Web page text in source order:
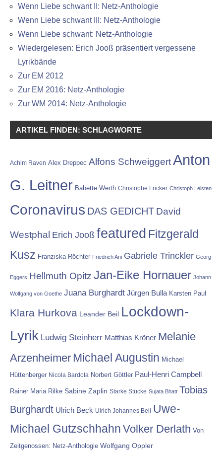
Wenn Liebe schwant II: Netz-Anthologie
Wenn Liebe schwant III: Netz-Anthologie
Wenn Liebe schwant: Netz-Anthologie
Wiedergelesen: Erich Jooß präsentiert vergessene
Lyrikbände
Zur EM 2012
Zur EM 2016: Netz-Anthologie
Zur WM 2014: Netz-Anthologie
ARTIKEL FINDEN: SCHLAGWORTE
Achim Raven Alex Dreppec Alfons SchweiggertAnton
G. Leitner Babette Werth Christophe Fricker Christoph Leisten
Coronavirus DAS GEDICHT David
Westphal Erich Jooß featured Fitzgerald
Kusz Franziska Röchter Friedrich Ani Gabriele Trinckler Georg
Eggers Hellmuth Opitz Jan-Eike Hornauer Johann
Wolfgang von Goethe Juana Burghardt Jürgen Bulla Karsten Paul
Klara Hurkova Leander Beil Lockdown-
Lyrik Ludwig Steinherr Matthias Kröner Melanie
Arzenheimer Michael Augustin Michael
Hüttenberger Nicola Bardola Norbert Göttler Paul-Henri Campbell
Rainer Maria Rilke Sabine Zaplin Starke Stücke Sujata Bhatt Tobias
Burghardt Ulrich Beck Ulrich Johannes Beil Uwe-
Michael Gutzschhahn Volker Derlath Von
Zeitgenossen: Netz-Anthologie Wolfgang Oppler